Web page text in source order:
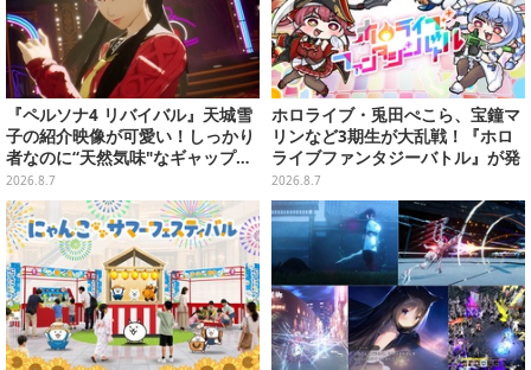
『ペルソナ4 リバイバル』天城雪
子の紹介映像が可愛い！しっかり
者なのに“天然気味"なギャップ…
幼馴染・千枝に助けられる姿にも
注目
2026.8.7
ホロライブ・兎田ぺこら、宝鐘マ
リンなど3期生が大乱戦！『ホロ
ライブファンタジーバトル』が発
売ーお馴染みの語録が装備
に、“ニセ3期生”とのバトルもあ
る
2026.8.7